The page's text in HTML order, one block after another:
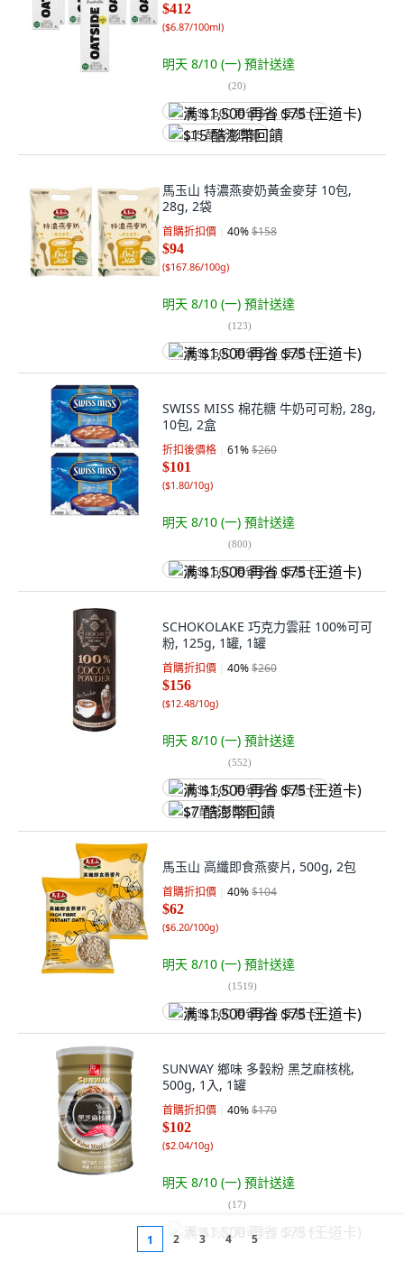
$412
($6.87/100ml)
明天 8/10 (一) 預計送達
(20)
满 $1,500 再省 $75 (王道卡)
$15 酷澎幣回饋
馬玉山 特濃燕麥奶黃金麥芽 10包,
28g, 2袋
首購折扣價 40%$158
$94
($167.86/100g)
明天 8/10 (一) 預計送達
(123)
满 $1,500 再省 $75 (王道卡)
SWISS MISS 棉花糖 牛奶可可粉, 28g,
10包, 2盒
折扣後價格 61%$260
$101
($1.80/10g)
明天 8/10 (一) 預計送達
(800)
满 $1,500 再省 $75 (王道卡)
SCHOKOLAKE 巧克力雲莊 100%可可
粉, 125g, 1罐, 1罐
首購折扣價 40%$260
$156
($12.48/10g)
明天 8/10 (一) 預計送達
(552)
满 $1,500 再省 $75 (王道卡)
$7 酷澎幣回饋
馬玉山 高纖即食燕麥片, 500g, 2包
首購折扣價 40%$104
$62
($6.20/100g)
明天 8/10 (一) 預計送達
(1519)
满 $1,500 再省 $75 (王道卡)
SUNWAY 鄉味 多穀粉 黑芝麻核桃,
500g, 1入, 1罐
首購折扣價 40%$170
$102
($2.04/10g)
明天 8/10 (一) 預計送達
(17)
满 $1,500 再省 $75 (王道卡)
1 2 3 4 5